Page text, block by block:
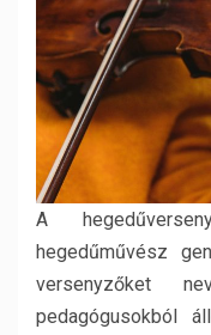
A
hegedűművész
versenyzőket
pedagógusokból